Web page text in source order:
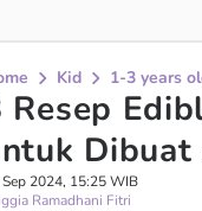
Kid 1-3 years
Resep
Dibuat
Sep 2024, 15:25 WIB
Ramadhani Fitri